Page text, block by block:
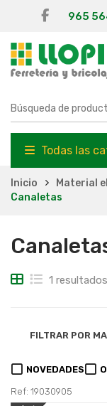
965
Todas las
Inicio Material
Canaletas
1 resultados
FILTRAR POR
NOVEDADES
Ref: 19030905